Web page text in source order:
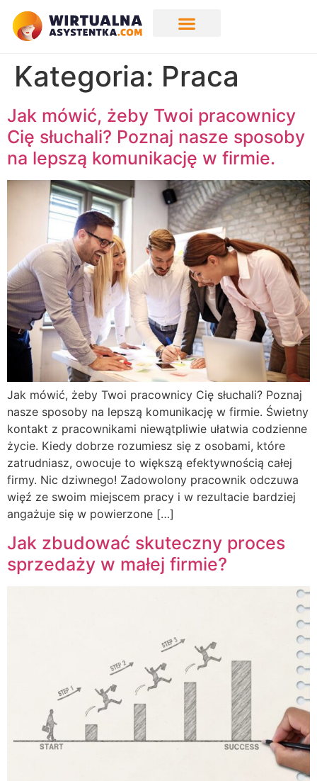
Kategoria: Praca
Jak mówić, żeby Twoi pracownicy
Cię słuchali? Poznaj nasze sposoby
na lepszą komunikację w firmie.
Jak mówić, żeby Twoi pracownicy Cię słuchali? Poznaj
nasze sposoby na lepszą komunikację w firmie. Świetny
kontakt z pracownikami niewątpliwie ułatwia codzienne
życie. Kiedy dobrze rozumiesz się z osobami, które
zatrudniasz, owocuje to większą efektywnością całej
firmy. Nic dziwnego! Zadowolony pracownik odczuwa
więź ze swoim miejscem pracy i w rezultacie bardziej
angażuje się w powierzone […]
Jak zbudować skuteczny proces
sprzedaży w małej firmie?